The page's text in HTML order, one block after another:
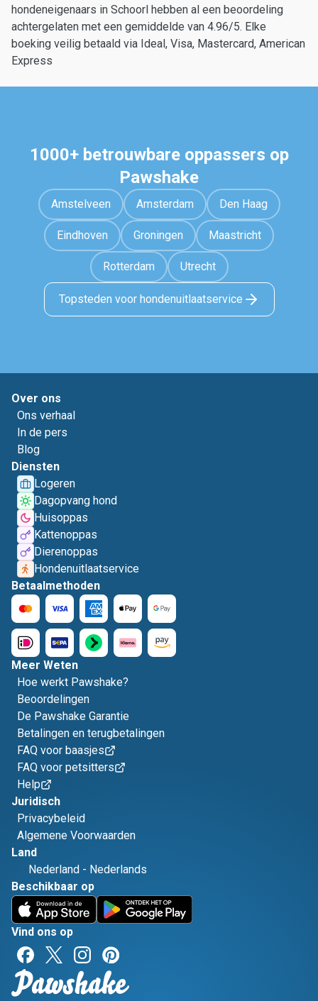
hondeneigenaars in Schoorl hebben al een beoordeling
achtergelaten met een gemiddelde van 4.96/5. Elke
boeking veilig betaald via Ideal, Visa, Mastercard, American
Express
1000+ betrouwbare oppassers op
Pawshake
Amstelveen Amsterdam Den Haag
Eindhoven Groningen Maastricht
Rotterdam Utrecht
Topsteden voor hondenuitlaatservice
Over ons
Ons verhaal
In de pers
Blog
Diensten
Logeren
Dagopvang hond
Huisoppas
Kattenoppas
Dierenoppas
Hondenuitlaatservice
Betaalmethoden
Meer Weten
Hoe werkt Pawshake?
Beoordelingen
De Pawshake Garantie
Betalingen en terugbetalingen
FAQ voor baasjes
FAQ voor petsitters
Help
Juridisch
Privacybeleid
Algemene Voorwaarden
Land
Nederland - Nederlands
Beschikbaar op
Vind ons op